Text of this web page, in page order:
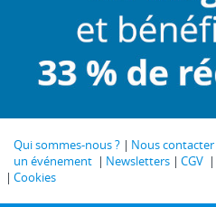
Qui sommes-nous ? Nous contacter
un événement
Newsletters CGV
Cookies